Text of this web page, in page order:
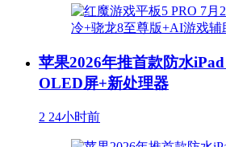
苹果2026年推首款防水
OLED屏+新处理器
2 24小时前